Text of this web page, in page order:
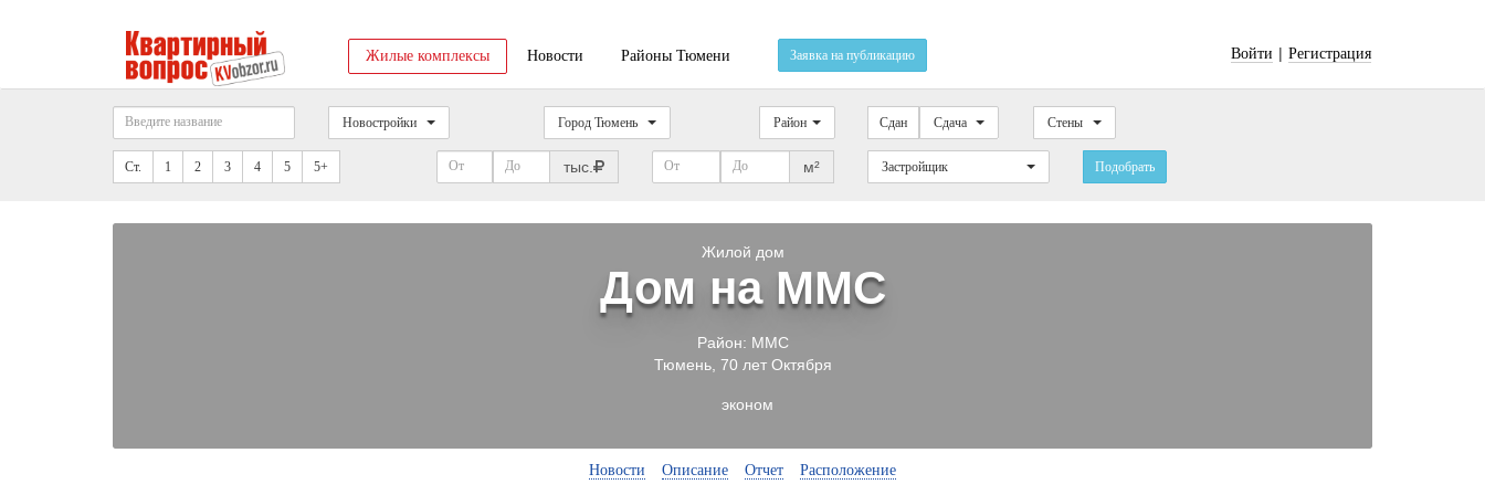
Жилые комплексы Новости Районы Тюмени Заявка на публикацию Войти | Регистрация
Новостройки Город Тюмень Район Сдан Сдача Стены
Ст. 1 2 3 4 5 5+ тыс. м² Застройщик Подобрать
Жилой дом
Дом на ММС
Район: ММС
Тюмень, 70 лет Октября
эконом
Новости Описание Отчет Расположение